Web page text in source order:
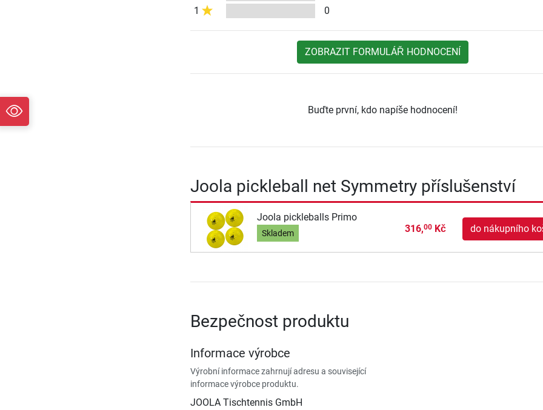
1
0
ZOBRAZIT FORMULÁŘ HODNOCENÍ
Buďte první, kdo napíše hodnocení!
Joola pickleball net Symmetry příslušenství
Joola pickleballs Primo
Skladem 316,00Kč do nákupního
Bezpečnost produktu
Informace výrobce
Výrobní informace zahrnují adresu a související
informace výrobce produktu.
JOOLA Tischtennis GmbH